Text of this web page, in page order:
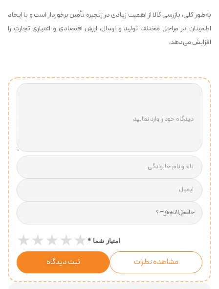
دیدگاه خود را وارد نمایید
نام و نام خانوادگی
ایمیل
پاسخ امنیتی
امتیاز شما *
★★★★★
ثبت دیدگاه مشاهده نظرات
به‌طور کلی، بازرسی کالا از اهمیت زیادی در زنجیره تأمین برخوردار است و با ایجاد
اطمینان در مراحل مختلف تولید و ارسال، ارزش اقتصادی و اعتباری تجارت را
افزایش می‌دهد.